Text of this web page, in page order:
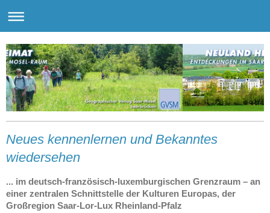
Neues kennenlernen und Bekanntes
wiedersehen
... im deutsch-französisch-luxemburgischen Grenzraum – an
einer zentralen Schnittstelle der Kulturen Europas, der
Großregion Saar-Lor-Lux Rheinland-Pfalz